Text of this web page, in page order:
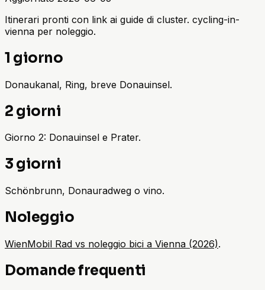
Itinerari pronti con link ai guide di cluster. cycling-in-
vienna per noleggio.
1 giorno
Donaukanal, Ring, breve Donauinsel.
2 giorni
Giorno 2: Donauinsel e Prater.
3 giorni
Schönbrunn, Donauradweg o vino.
Noleggio
WienMobil Rad vs noleggio bici a Vienna (2026).
Domande frequenti